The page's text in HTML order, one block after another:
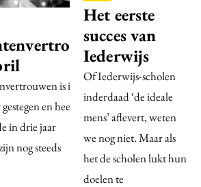
is in
en heeft
in drie jaar
nog steeds
Het eerste
succes van
Iederwijs
Of Iederwijs-scholen
inderdaad ‘de ideale
mens’ aflevert, weten
we nog niet. Maar als
het de scholen lukt hun
doelen te